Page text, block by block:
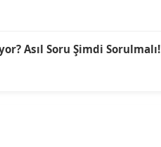
Asıl Soru Şimdi Sorulmalı!